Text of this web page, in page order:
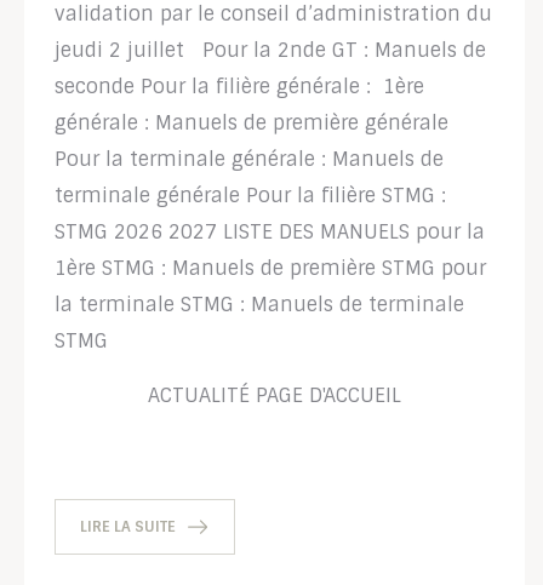
validation par le conseil d’administration du
jeudi 2 juillet Pour la 2nde GT : Manuels de
seconde Pour la filière générale : 1ère
générale : Manuels de première générale
Pour la terminale générale : Manuels de
terminale générale Pour la filière STMG :
STMG 2026 2027 LISTE DES MANUELS pour la
1ère STMG : Manuels de première STMG pour
la terminale STMG : Manuels de terminale
STMG
ACTUALITÉ PAGE D'ACCUEIL
LIRE LA SUITE